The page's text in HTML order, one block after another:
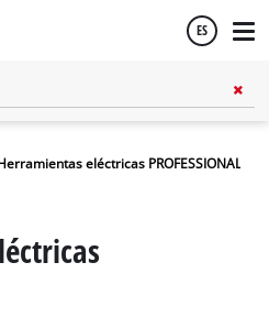
ES
eléctricas PROFESSIONAL